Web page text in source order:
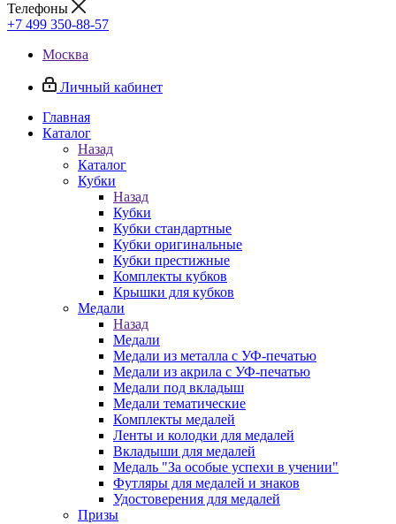
Телефоны
+7 499 350-88-57
Москва
Личный кабинет
Главная
Каталог
Назад
Каталог
Кубки
Назад
Кубки
Кубки стандартные
Кубки оригинальные
Кубки престижные
Комплекты кубков
Крышки для кубков
Медали
Назад
Медали
Медали из металла с УФ-печатью
Медали из акрила с УФ-печатью
Медали под вкладыш
Медали тематические
Комплекты медалей
Ленты и колодки для медалей
Вкладыши для медалей
Медаль "За особые успехи в учении"
Футляры для медалей и знаков
Удостоверения для медалей
Призы